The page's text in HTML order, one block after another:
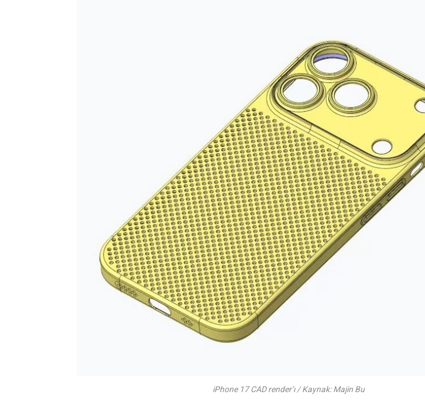
iPhone 17 CAD render’ı / Kaynak: Majin Bu